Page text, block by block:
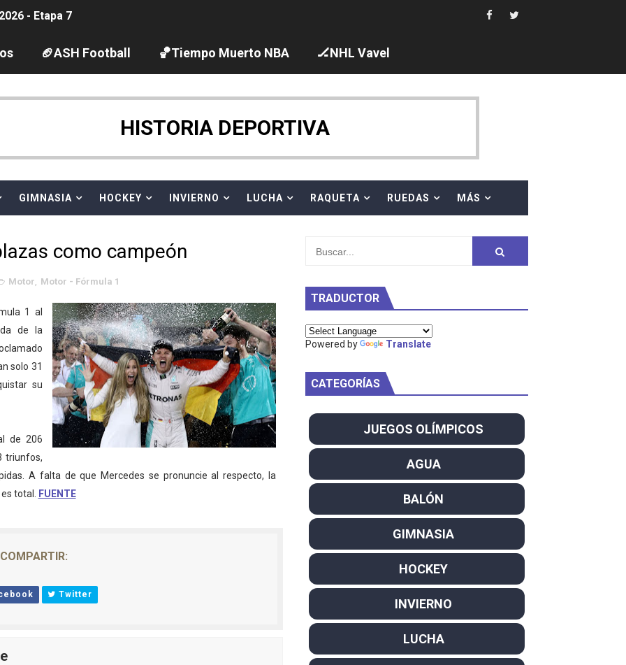
- Etapa 7
aguas abiertas 2026 (París, Francia) - Wellbrock y Taddeucci los protagonistas. Ángela Martínez fue 5ª en 10km
2026 (París, Francia) - Bronce para Jorge y Ana Carvajal en plataforma. 5 orazos para Chiara Pellacani,
2026
moderno 2026 (Estambul, Turquía)
desbancan una semana después a The Demand por tríos en el Grand Slam Mexico
Heights ponen fin al reinado por parejas de The Vanity Project
- Week 10
Green, Chad Gable y Baron Corbin en SummerSlam
2026 (Monteceneri, Suiza) - Charlie Aldridge y Sina Frei dominan el Europeo
remo 2026 (Varese, Italia) - Rumanía, Alemania y Gran Bretaña se reparten el botín y Caetano Horta y Rodrigo Conde
2026 (Tokio, Japón) - Estados Unidos invencibles, ya son decacampeonas y quinto oro consecutivo
Impact! con Jason Hotch como nuevo TNA International Champion
Kong) - La delegación italiana arrasa con 4 oros y 4 platas
monarca Intercontinental, su primer título individual en WWE
2026 - Las Utah Talons son bicampeonas de la AUSL
🏈ASH Football 🏀Tiempo Muerto NBA 🏒NHL Vavel
HISTORIA DEPORTIVA
GIMNASIA HOCKEY INVIERNO LUCHA RAQUETA RUEDAS MÁS
como campeón
Motor, Motor - Fórmula 1
1 al
de la
solo 31
su
de 206
triunfos,
A falta de que Mercedes se pronuncie al respecto, la
total.
FUENTE
COMPARTIR:
Twitter
TRADUCTOR
Powered by Translate
CATEGORÍAS
JUEGOS OLÍMPICOS
AGUA
BALÓN
GIMNASIA
HOCKEY
INVIERNO
LUCHA